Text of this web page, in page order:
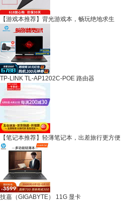
【游戏本推荐】背光游戏本，畅玩绝地求生
TP-LINK TL-AP1202C-POE 路由器
【笔记本推荐】轻薄笔记本，出差旅行更方便
技嘉（GIGABYTE） 11G 显卡